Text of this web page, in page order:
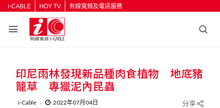
i-CABLE HOY TV 有線寬頻及電訊服務
返回
按輸入鍵開始搜尋
印尼雨林發現新品種肉食植物 地底豬
籠草 專獵泥內昆蟲
i-Cable 2022年07月04日 分享